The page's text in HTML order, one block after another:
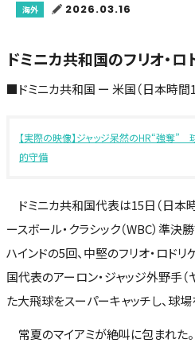
海外 2026.03.16
ドミニカ共和国のフリオ・
■ドミニカ共和国 ー 米国（日本時間
【実際の映像】ジャッジ呆然のHR“強奪”
的守備
ドミニカ共和国代表は15日（日本
ースボール・クラシック（WBC）準
ハインドの5回、中堅のフリオ・ロドリ
国代表のアーロン・ジャッジ外野手
た大飛球をスーパーキャッチし、球場
常夏のマイアミが絶叫に包まれた